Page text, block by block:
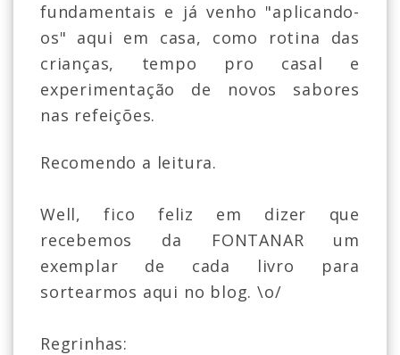
fundamentais e já venho "aplicando-
os" aqui em casa, como rotina das
crianças, tempo pro casal e
experimentação de novos sabores
nas refeições.
Recomendo a leitura.
Well, fico feliz em dizer que
recebemos da FONTANAR um
exemplar de cada livro para
sortearmos aqui no blog. \o/
Regrinhas: